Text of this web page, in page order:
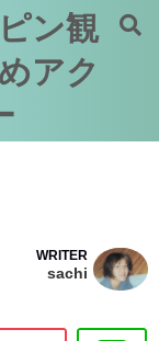
ン観
アク
WRITER
sachi